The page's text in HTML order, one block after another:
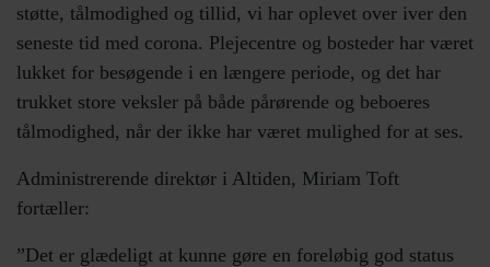
støtte, tålmodighed og tillid, vi har oplevet over iver den
seneste tid med corona. Plejecentre og bosteder har været
lukket for besøgende i en længere periode, og det har
trukket store veksler på både pårørende og beboeres
tålmodighed, når der ikke har været mulighed for at ses.
Administrerende direktør i Altiden, Miriam Toft
fortæller:
”Det er glædeligt at kunne gøre en foreløbig god status